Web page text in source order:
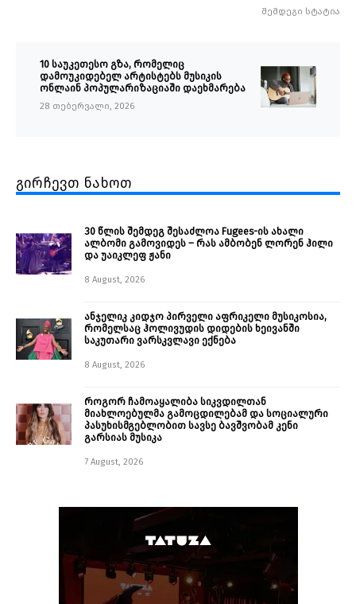
შემდეგი სტატია
10 საუკეთესო გზა, რომელიც
დამოუკიდებელ არტისტებს მუსიკის
ონლაინ პოპულარიზაციაში დაეხმარება
28 თებერვალი, 2026
გირჩევთ ნახოთ
30 წლის შემდეგ შესაძლოა Fugees-ის ახალი
ალბომი გამოვიდეს – რას ამბობენ ლორენ ჰილი
და უაიკლეფ ჟანი
8 August, 2026
ანჯელიკ კიდჯო პირველი აფრიკელი მუსიკოსია,
რომელსაც ჰოლივუდის დიდების ხეივანში
საკუთარი ვარსკვლავი ექნება
8 August, 2026
როგორ ჩამოაყალიბა სიკვდილთან
მიახლოებულმა გამოცდილებამ და სოციალური
პასუხისმგებლობით სავსე ბავშვობამ კენი
გარსიას მუსიკა
7 August, 2026